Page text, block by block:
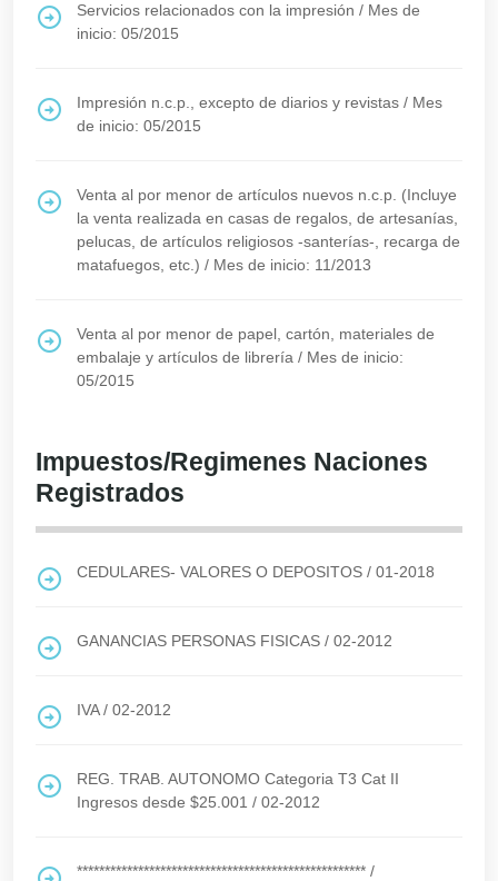
Servicios relacionados con la impresión / Mes de
inicio: 05/2015
Impresión n.c.p., excepto de diarios y revistas / Mes
de inicio: 05/2015
Venta al por menor de artículos nuevos n.c.p. (Incluye
la venta realizada en casas de regalos, de artesanías,
pelucas, de artículos religiosos -santerías-, recarga de
matafuegos, etc.) / Mes de inicio: 11/2013
Venta al por menor de papel, cartón, materiales de
embalaje y artículos de librería / Mes de inicio:
05/2015
Impuestos/Regimenes Naciones
Registrados
CEDULARES- VALORES O DEPOSITOS / 01-2018
GANANCIAS PERSONAS FISICAS / 02-2012
IVA/ 02-2012
REG. TRAB. AUTONOMO Categoria T3 Cat II
Ingresos desde $25.001 / 02-2012
**************************************************** /